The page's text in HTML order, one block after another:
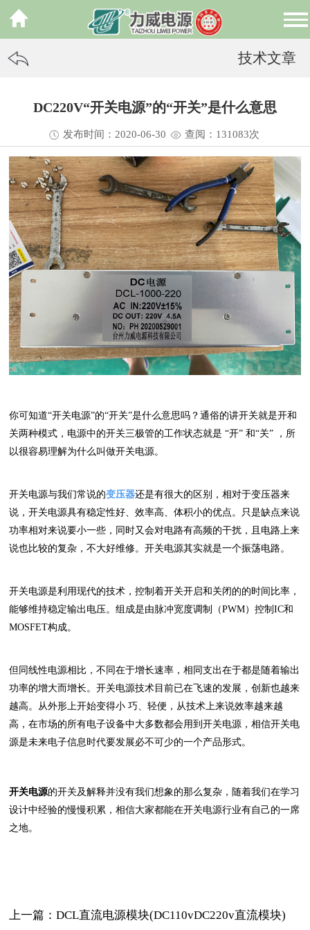
技术文章
DC220V“开关电源”的“开关”是什么意思
发布时间：2020-06-30 查阅：131083次
你可知道“开关电源”的“开关”是什么意思吗？通俗的讲开关就是开和
关两种模式，电源中的开关三极管的工作状态就是 “开” 和“关” ，所
以很容易理解为什么叫做开关电源。
开关电源与我们常说的变压器还是有很大的区别，相对于变压器来
说，开关电源具有稳定性好、效率高、体积小的优点。只是缺点来说
功率相对来说要小一些，同时又会对电路有高频的干扰，且电路上来
说也比较的复杂，不大好维修。开关电源其实就是一个振荡电路。
开关电源是利用现代的技术，控制着开关开启和关闭的的时间比率，
能够维持稳定输出电压。组成是由脉冲宽度调制（PWM）控制IC和
MOSFET构成。
但同线性电源相比，不同在于增长速率，相同支出在于都是随着输出
功率的增大而增长。开关电源技术目前已在飞速的发展，创新也越来
越高。从外形上开始变得小 巧、轻便，从技术上来说效率越来越
高，在市场的所有电子设备中大多数都会用到开关电源，相信开关电
源是未来电子信息时代要发展必不可少的一个产品形式。
开关电源的开关及解释并没有我们想象的那么复杂，随着我们在学习
设计中经验的慢慢积累，相信大家都能在开关电源行业有自己的一席
之地。
上一篇：DCL直流电源模块(DC110vDC220v直流模块)